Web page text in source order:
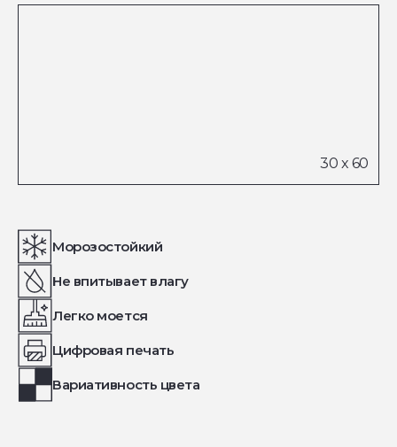
Морозостойкий
Не впитывает влагу
Легко моется
Цифровая печать
Вариативность цвета